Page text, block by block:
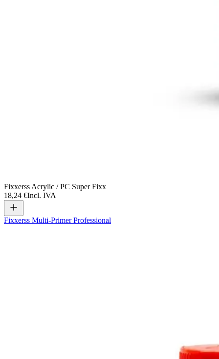
Fixxerss Acrylic / PC Super Fixx
18,24 €Incl. IVA
Fixxerss Multi-Primer Professional